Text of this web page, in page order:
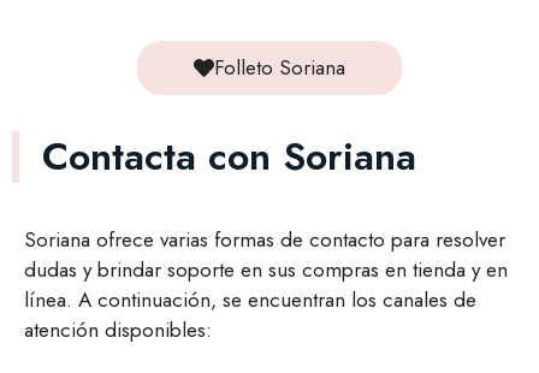
Folleto Soriana
Contacta con Soriana
Soriana ofrece varias formas de contacto para resolver
dudas y brindar soporte en sus compras en tienda y en
línea. A continuación, se encuentran los canales de
atención disponibles: